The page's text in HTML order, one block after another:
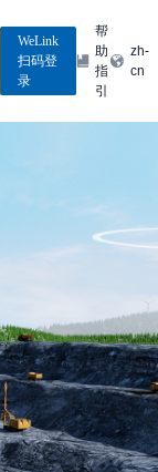
WeLink
扫码登
录
帮
助
指
引
zh-
cn